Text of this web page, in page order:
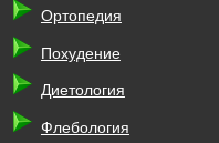
Ортопедия
Похудение
Диетология
Флебология